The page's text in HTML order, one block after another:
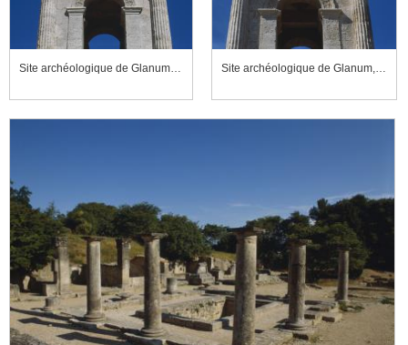
Site archéologique de Glanum, mausolée, tholos et haut du quadrifons Site archéologique de Glanum, mausolée, tholos et haut du quadrifrons